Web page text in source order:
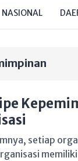
NASIONAL
setiap